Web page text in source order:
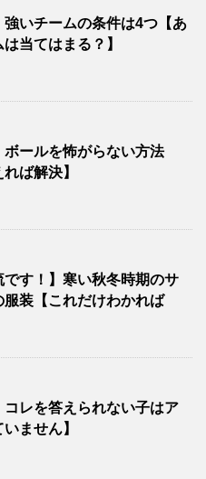
強いチームの条件は4つ【あ
当てはまる？】
ボールを怖がらない方法
れば解決】
です！】寒い秋冬時期のサ
服装【これだけわかれば
コレを答えられない子はア
ません】